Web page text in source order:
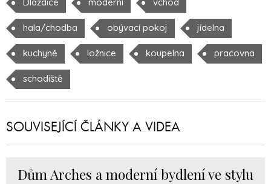
hala/chodba obývací pokoj jídelna
kuchyně ložnice koupelna pracovna
schodiště
SOUVISEJÍCÍ ČLÁNKY A VIDEA
Dům Arches a moderní bydlení ve stylu